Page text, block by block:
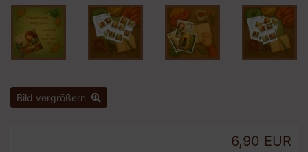
Bild vergrößern
6,90 EUR